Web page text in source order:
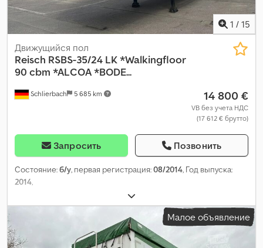
1 / 15
Schlierbach 5 685 km
Движущийся пол
Reisch RSBS-35/24 LK *Walkingfloor
90 cbm *ALCOA *BODE...
14 800 €
VB без учета НДС
(17 612 € брутто)
Запросить Позвонить
Состояние:б/у, первая регистрация:08/2014, Год выпуска:
2014,
Малое объявление